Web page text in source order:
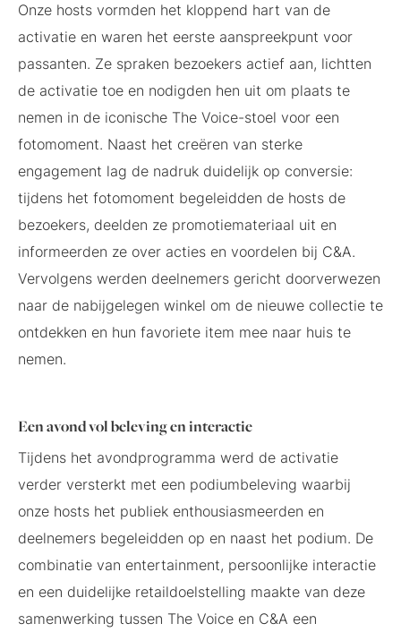
Onze hosts vormden het kloppend hart van de
activatie en waren het eerste aanspreekpunt voor
passanten. Ze spraken bezoekers actief aan, lichtten
de activatie toe en nodigden hen uit om plaats te
nemen in de iconische The Voice-stoel voor een
fotomoment. Naast het creëren van sterke
engagement lag de nadruk duidelijk op conversie:
tijdens het fotomoment begeleidden de hosts de
bezoekers, deelden ze promotiemateriaal uit en
informeerden ze over acties en voordelen bij C&A.
Vervolgens werden deelnemers gericht doorverwezen
naar de nabijgelegen winkel om de nieuwe collectie te
ontdekken en hun favoriete item mee naar huis te
nemen.
Een avond vol beleving en interactie
Tijdens het avondprogramma werd de activatie
verder versterkt met een podiumbeleving waarbij
onze hosts het publiek enthousiasmeerden en
deelnemers begeleidden op en naast het podium. De
combinatie van entertainment, persoonlijke interactie
en een duidelijke retaildoelstelling maakte van deze
samenwerking tussen The Voice en C&A een